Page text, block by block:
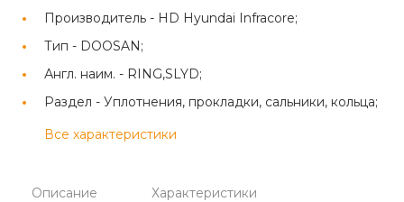
Производитель - HD Hyundai Infracore;
Тип - DOOSAN;
Англ. наим. - RING,SLYD;
Раздел - Уплотнения, прокладки, сальники, кольца;
Все характеристики
Описание Характеристики